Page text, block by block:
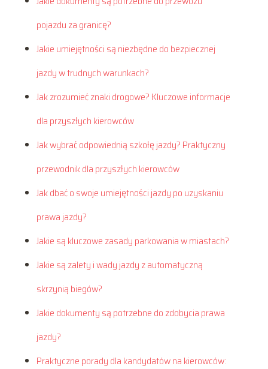
pojazdu za granicę?
Jakie umiejętności są niezbędne do bezpiecznej
jazdy w trudnych warunkach?
Jak zrozumieć znaki drogowe? Kluczowe informacje
dla przyszłych kierowców
Jak wybrać odpowiednią szkołę jazdy? Praktyczny
przewodnik dla przyszłych kierowców
Jak dbać o swoje umiejętności jazdy po uzyskaniu
prawa jazdy?
Jakie są kluczowe zasady parkowania w miastach?
Jakie są zalety i wady jazdy z automatyczną
skrzynią biegów?
Jakie dokumenty są potrzebne do zdobycia prawa
jazdy?
Praktyczne porady dla kandydatów na kierowców: